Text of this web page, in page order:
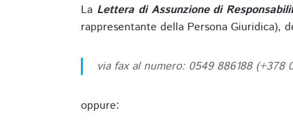
La Lettera di Assunzione di
rappresentante della Persona Giuridica),
via fax al numero: 0549 886188 (+378
oppure: